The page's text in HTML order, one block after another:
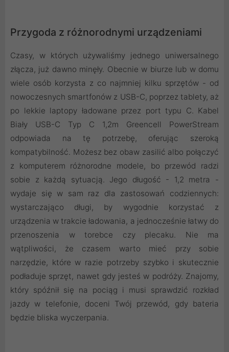
Przygoda z różnorodnymi urządzeniami
Czasy, w których używaliśmy jednego uniwersalnego
złącza, już dawno minęły. Obecnie w biurze lub w domu
wiele osób korzysta z co najmniej kilku sprzętów - od
nowoczesnych smartfonów z USB-C, poprzez tablety, aż
po lekkie laptopy ładowane przez port typu C. Kabel
Biały USB-C Typ C 1,2m Greencell PowerStream
odpowiada na tę potrzebę, oferując szeroką
kompatybilność. Możesz bez obaw zasilić albo połączyć
z komputerem różnorodne modele, bo przewód radzi
sobie z każdą sytuacją. Jego długość - 1,2 metra -
wydaje się w sam raz dla zastosowań codziennych:
wystarczająco długi, by wygodnie korzystać z
urządzenia w trakcie ładowania, a jednocześnie łatwy do
przenoszenia w torebce czy plecaku. Nie ma
wątpliwości, że czasem warto mieć przy sobie
narzędzie, które w razie potrzeby szybko i skutecznie
podładuje sprzęt, nawet gdy jesteś w podróży. Znajomy,
który spóźnił się na pociąg i musi sprawdzić rozkład
jazdy w telefonie, doceni Twój przewód, gdy bateria
będzie bliska wyczerpania.